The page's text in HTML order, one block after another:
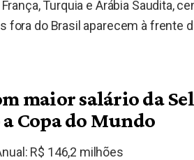
Turquia e Arábia Saudita,
fora do Brasil aparecem à frente
maior salário da
Copa do Mundo
R$ 146,2 milhões